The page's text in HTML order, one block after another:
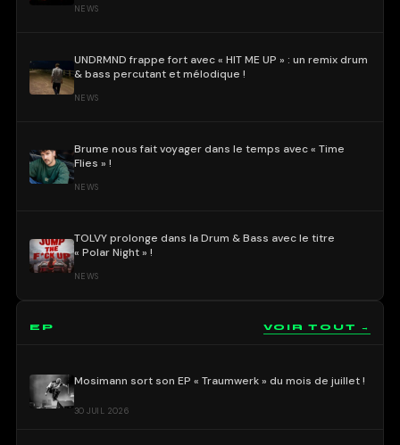
NEWS
UNDRMND frappe fort avec « HIT ME UP » : un remix drum
& bass percutant et mélodique !
NEWS
Brume nous fait voyager dans le temps avec « Time
Flies » !
NEWS
TOLVY prolonge dans la Drum & Bass avec le titre
« Polar Night » !
NEWS
EP VOIR TOUT →
Mosimann sort son EP « Traumwerk » du mois de juillet !
30 JUIL 2026